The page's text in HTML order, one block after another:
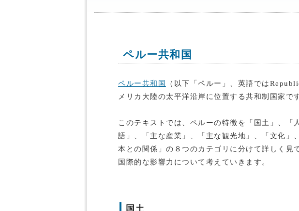
ペルー共和国
ペルー共和国
（以下「ペルー」、英語では
メリカ大陸の太平洋沿岸に位置する共和制国家で
このテキストでは、ペルーの特徴を「国土」、「
語」、「主な産業」、「主な観光地」、「文化」
本との関係」の８つのカテゴリに分けて詳しく見
国際的な影響力について考えていきます。
国土